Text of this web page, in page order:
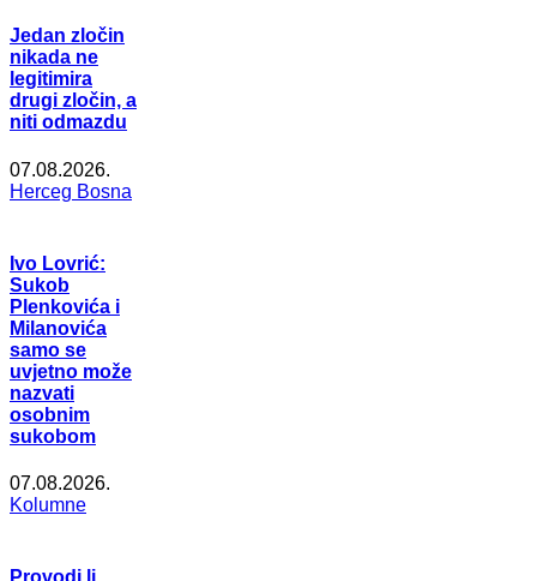
Jedan zločin
nikada ne
legitimira
drugi zločin, a
niti odmazdu
07.08.2026.
Herceg Bosna
Ivo Lovrić:
Sukob
Plenkovića i
Milanovića
samo se
uvjetno može
nazvati
osobnim
sukobom
07.08.2026.
Kolumne